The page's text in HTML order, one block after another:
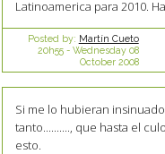
Latinoamerica para 2010.
Posted by: Martín Cueto
20h55- Wednesday 08
October 2008
Si me lo hubieran
tanto.........., que hasta el
esto.